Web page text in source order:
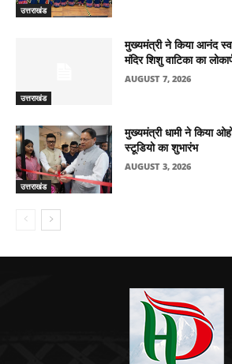
उत्तराखंड
उत्तराखंड
मुख्यमंत्री ने किया आनंद
मंदिर शिशु वाटिका का
AUGUST 7, 2026
उत्तराखंड
मुख्यमंत्री धामी ने किया
स्टूडियो का शुभारंभ
AUGUST 3, 2026